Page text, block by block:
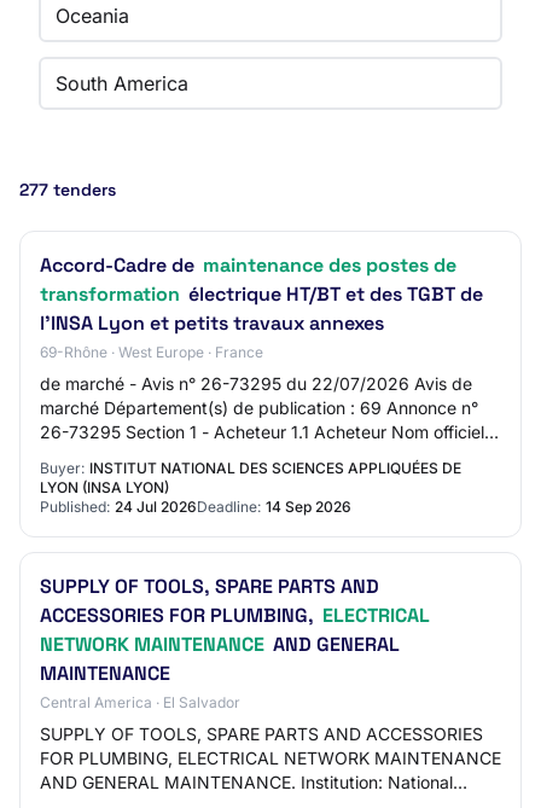
Oceania
South America
277 tenders
Accord-Cadre de maintenance des postes de
transformation électrique HT/BT et des TGBT de
l'INSA Lyon et petits travaux annexes
69-Rhône · West Europe · France
de marché - Avis n° 26-73295 du 22/07/2026 Avis de
marché Département(s) de publication : 69 Annonce n°
26-73295 Section 1 - Acheteur 1.1 Acheteur Nom officiel :
Buyer: INSTITUT NATIONAL DES SCIENCES APPLIQUÉES DE
LYON (INSA LYON)
Published: 24 Jul 2026Deadline: 14 Sep 2026
SUPPLY OF TOOLS, SPARE PARTS AND
ACCESSORIES FOR PLUMBING, ELECTRICAL
NETWORK MAINTENANCE AND GENERAL
MAINTENANCE
Central America · El Salvador
SUPPLY OF TOOLS, SPARE PARTS AND ACCESSORIES
FOR PLUMBING, ELECTRICAL NETWORK MAINTENANCE
AND GENERAL MAINTENANCE. Institution: National